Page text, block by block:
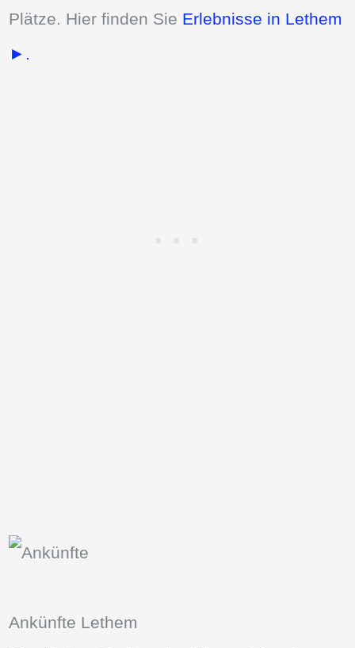
Plätze. Hier finden Sie Erlebnisse in Lethem
►.
Ankünfte Lethem